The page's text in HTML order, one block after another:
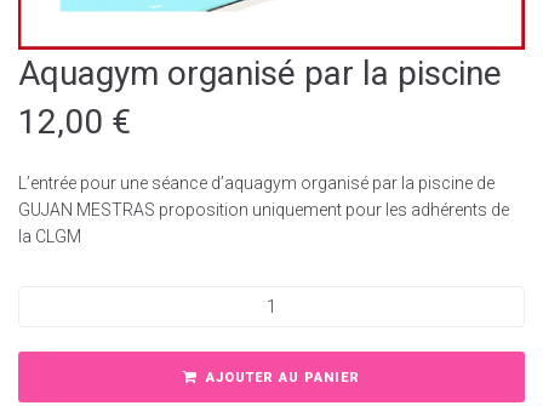
Aquagym organisé par la piscine
12,00 €
L’entrée pour une séance d’aquagym organisé par la piscine de
GUJAN MESTRAS proposition uniquement pour les adhérents de
la CLGM
AJOUTER AU PANIER